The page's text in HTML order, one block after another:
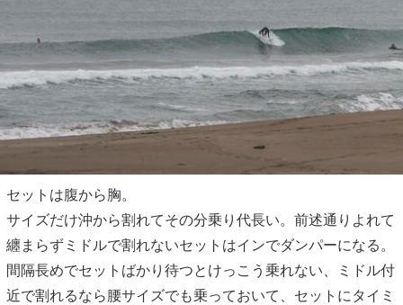
セットは腹から胸。
サイズだけ沖から割れてその分乗り代長い。前述通りよれて
纏まらずミドルで割れないセットはインでダンパーになる。
間隔長めでセットばかり待つとけっこう乗れない、ミドル付
近で割れるなら腰サイズでも乗っておいて、セットにタイミ